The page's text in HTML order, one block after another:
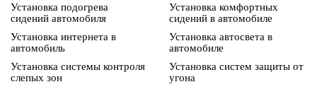
Установка подогрева
сидений автомобиля
Установка интернета в
автомобиль
Установка системы контроля
слепых зон
Установка комфортных
сидений в автомобиле
Установка автосвета в
автомобиле
Установка систем защиты от
угона